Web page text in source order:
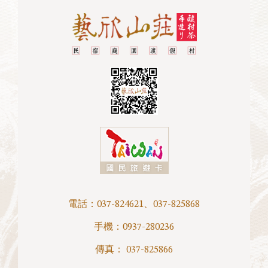
電話： 037-824621、 037-825868
手機： 0937-280236
傳真： 037-825866